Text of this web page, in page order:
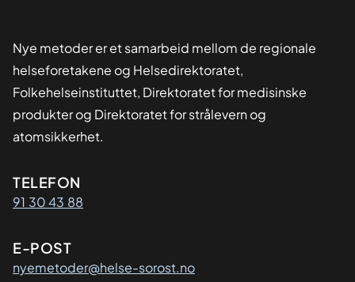
Nye metoder er et samarbeid mellom de regionale
helseforetakene og Helsedirektoratet,
Folkehelseinstituttet, Direktoratet for medisinske
produkter og Direktoratet for strålevern og
atomsikkerhet.
Kontaktinformasjon
TELEFON
91 30 43 88
E-POST
nyemetoder@helse-sorost.no